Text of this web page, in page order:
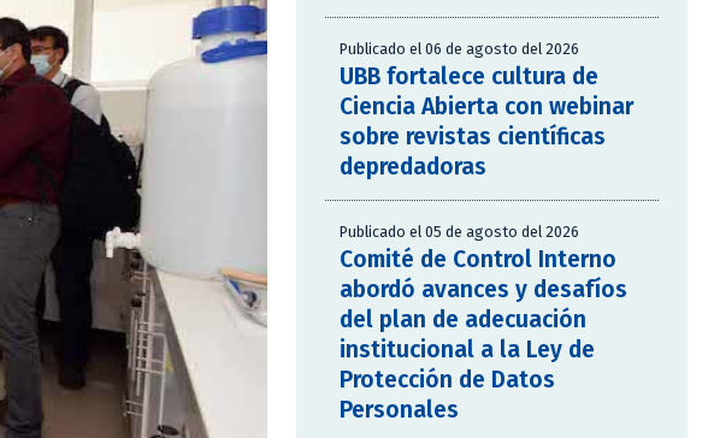
Publicado el 06 de agosto del 2026
UBB fortalece cultura de
Ciencia Abierta con webinar
sobre revistas científicas
depredadoras
Publicado el 05 de agosto del 2026
Comité de Control Interno
abordó avances y desafíos
del plan de adecuación
institucional a la Ley de
Protección de Datos
Personales